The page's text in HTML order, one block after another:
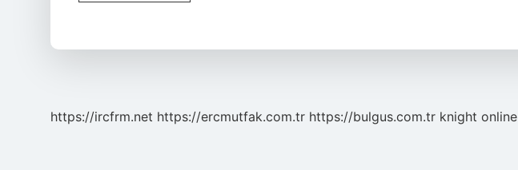
https://ircfrm.net https://ercmutfak.com.tr https://bulgus.com.tr knight online